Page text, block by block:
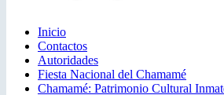
Inicio
Contactos
Autoridades
Fiesta Nacional del Chamamé
Chamamé: Patrimonio Cultural